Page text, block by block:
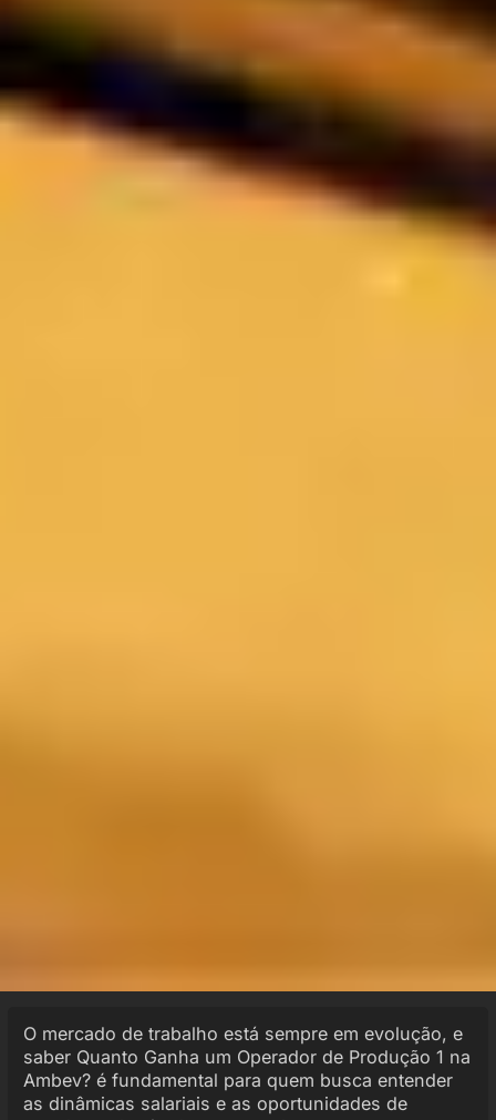
O mercado de trabalho está sempre em evolução, e
saber Quanto Ganha um Operador de Produção 1 na
Ambev? é fundamental para quem busca entender
as dinâmicas salariais e as oportunidades de